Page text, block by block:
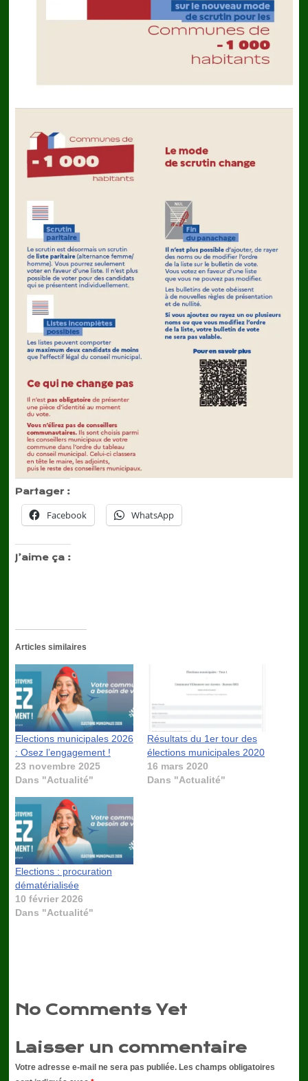
Partager :
Facebook WhatsApp
J’aime ça :
Articles similaires
Elections municipales 2026
: Osez l’engagement !
23 novembre 2025
Dans "Actualité"
Résultats du 1er tour des
élections municipales 2020
16 mars 2020
Dans "Actualité"
Elections : procuration
dématérialisée
10 février 2026
Dans "Actualité"
No Comments Yet
Laisser un commentaire
Votre adresse e-mail ne sera pas publiée. Les champs obligatoires